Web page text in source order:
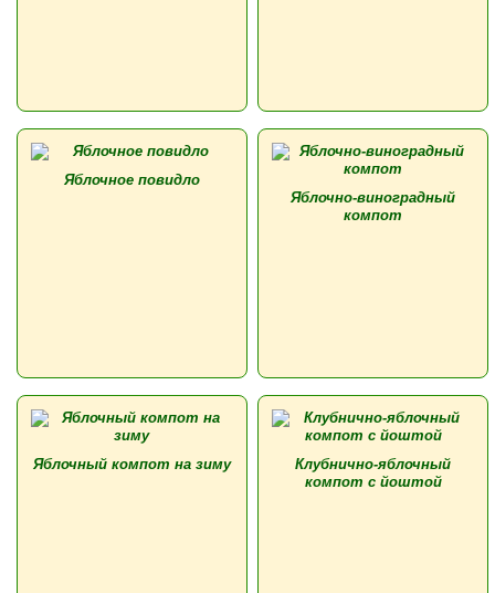
Яблочное повидло
Яблочно-виноградный
компот
Яблочный компот на зиму
Клубнично-яблочный
компот с йоштой